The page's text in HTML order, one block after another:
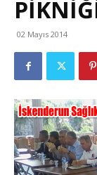
02 Mayıs 2014